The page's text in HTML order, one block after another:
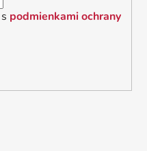
podmienkami ochrany